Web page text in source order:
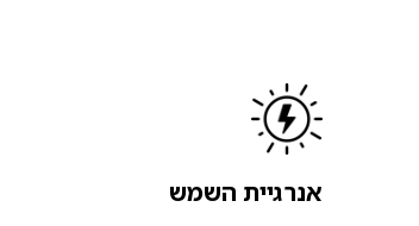
אנרגיית השמש